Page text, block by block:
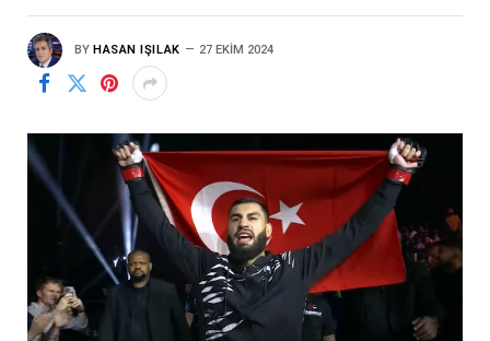
BY HASAN IŞILAK 27 EKIM 2024